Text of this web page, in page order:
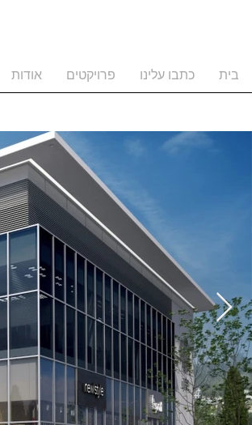
אודות פרויקטים כתבו עלינו בית